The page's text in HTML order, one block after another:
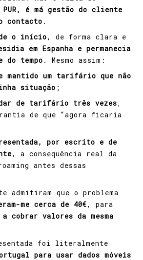
PUR, é má gestão do cliente
contacto .
o início, de forma clara e
em Espanha e permanecia
tempo . Mesmo assim:
mantido um tarifário que não
situação ;
de tarifário três vezes,
de que “agora ficaria
por escrito e de
, a consequência real da
antes dessas
admitiram que o problema
me cerca de 40€, para
cobrar valores da mesma
foi literalmente
para usar dados móveis